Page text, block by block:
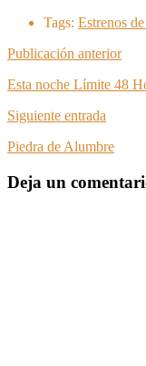
Tags: Estrenos
Publicación anterior
Esta noche Límite 48
Siguiente entrada
Piedra de Alumbre
Deja un